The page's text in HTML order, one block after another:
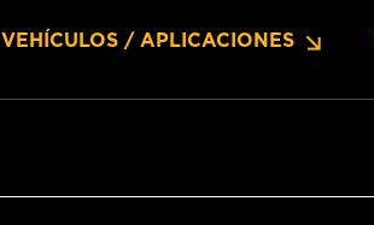
VEHÍCULOS / APLICACIONES